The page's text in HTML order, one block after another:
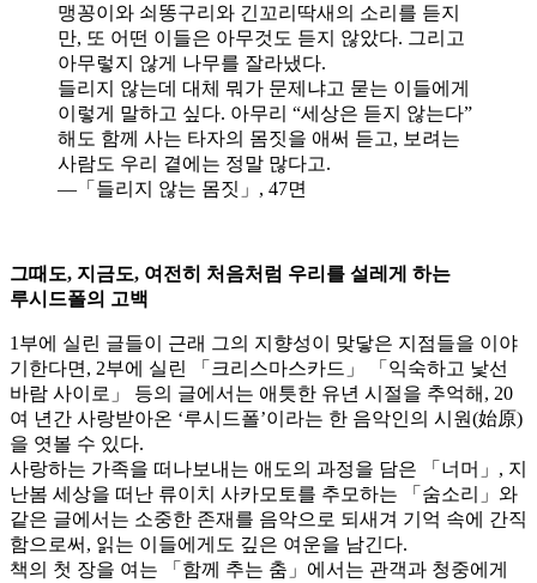
맹꽁이와 쇠똥구리와 긴꼬리딱새의 소리를 듣지
만, 또 어떤 이들은 아무것도 듣지 않았다. 그리고
아무렇지 않게 나무를 잘라냈다.
들리지 않는데 대체 뭐가 문제냐고 묻는 이들에게
이렇게 말하고 싶다. 아무리 “세상은 듣지 않는다”
해도 함께 사는 타자의 몸짓을 애써 듣고, 보려는
사람도 우리 곁에는 정말 많다고.
―「들리지 않는 몸짓」, 47면
그때도, 지금도, 여전히 처음처럼 우리를 설레게 하는
루시드폴의 고백
1부에 실린 글들이 근래 그의 지향성이 맞닿은 지점들을 이야
기한다면, 2부에 실린 「크리스마스카드」 「익숙하고 낯선
바람 사이로」 등의 글에서는 애틋한 유년 시절을 추억해, 20
여 년간 사랑받아온 ‘루시드폴’이라는 한 음악인의 시원(始原)
을 엿볼 수 있다.
사랑하는 가족을 떠나보내는 애도의 과정을 담은 「너머」, 지
난봄 세상을 떠난 류이치 사카모토를 추모하는 「숨소리」와
같은 글에서는 소중한 존재를 음악으로 되새겨 기억 속에 간직
함으로써, 읽는 이들에게도 깊은 여운을 남긴다.
책의 첫 장을 여는 「함께 추는 춤」에서는 관객과 청중에게